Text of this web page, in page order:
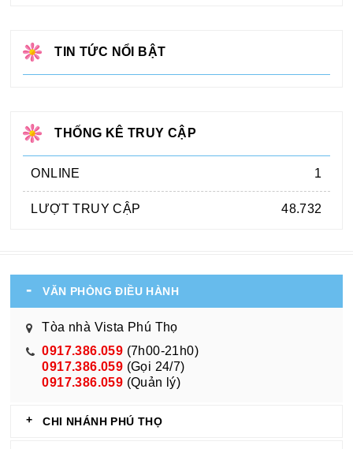
TIN TỨC NỔI BẬT
THỐNG KÊ TRUY CẬP
ONLINE 1
LƯỢT TRUY CẬP 48.732
VĂN PHÒNG ĐIỀU HÀNH
Tòa nhà Vista Phú Thọ
0917.386.059 (7h00-21h0)
0917.386.059 (Gọi 24/7)
0917.386.059 (Quản lý)
CHI NHÁNH PHÚ THỌ